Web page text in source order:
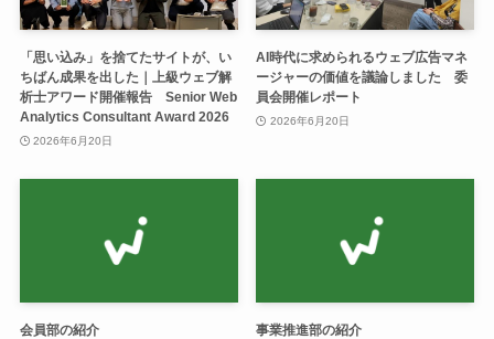
「思い込み」を捨てたサイトが、い
ちばん成果を出した｜上級ウェブ解
析士アワード開催報告 Senior Web
Analytics Consultant Award 2026
2026年6月20日
AI時代に求められるウェブ広告マネ
ージャーの価値を議論しました 委
員会開催レポート
2026年6月20日
会員部の紹介 事業推進部の紹介